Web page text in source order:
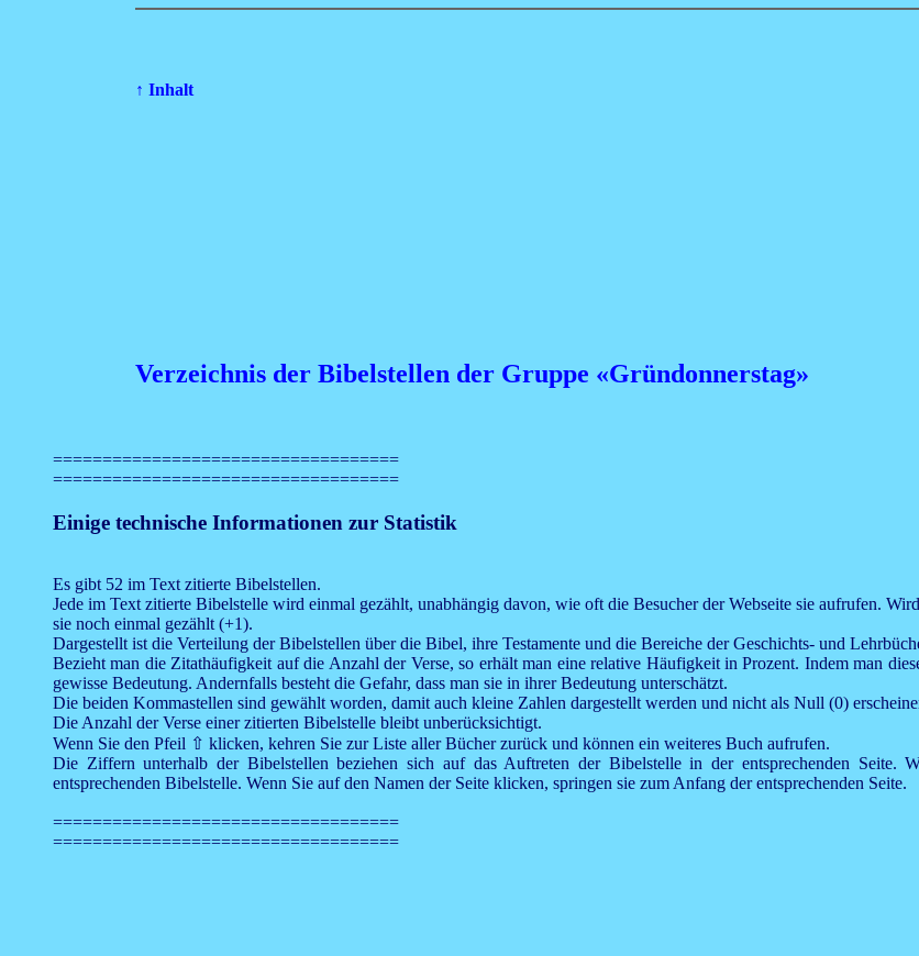
↑ Inhalt
Verzeichnis der Bibelstellen der Gruppe «Gründonnerstag»
===================================
===================================
Einige technische Informationen zur Statistik
Es gibt 52 im Text zitierte Bibelstellen.
Jede im Text zitierte Bibelstelle wird einmal gezählt, unabhängig davon, wie oft die Besucher der Webseite sie aufrufen.
sie noch einmal gezählt (+1).
Dargestellt ist die Verteilung der Bibelstellen über die Bibel, ihre Testamente und die Bereiche der Geschichts- und
Bezieht man die Zitathäufigkeit auf die Anzahl der Verse, so erhält man eine relative Häufigkeit in Prozent. Indem man
gewisse Bedeutung. Andernfalls besteht die Gefahr, dass man sie in ihrer Bedeutung unterschätzt.
Die beiden Kommastellen sind gewählt worden, damit auch kleine Zahlen dargestellt werden und nicht als Null (0)
Die Anzahl der Verse einer zitierten Bibelstelle bleibt unberücksichtigt.
Wenn Sie den Pfeil ⇧ klicken, kehren Sie zur Liste aller Bücher zurück und können ein weiteres Buch aufrufen.
Die Ziffern unterhalb der Bibelstellen beziehen sich auf das Auftreten der Bibelstelle in der entsprechenden
entsprechenden Bibelstelle. Wenn Sie auf den Namen der Seite klicken, springen sie zum Anfang der entsprechenden Seite.
===================================
===================================